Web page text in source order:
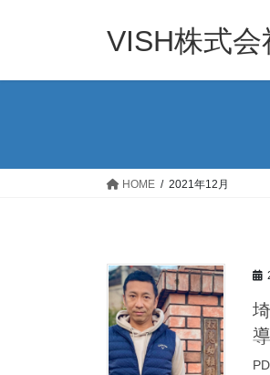
VISH株式
HOME 2021年12月